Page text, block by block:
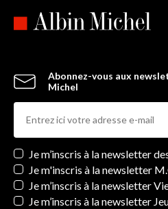
Abonnez-vous aux
Michel
Newsletters
Je m’inscris à la newsletter
Je m'inscris à la newsletter
Je m’inscris à la newsletter
Je m’inscris à la newsletter